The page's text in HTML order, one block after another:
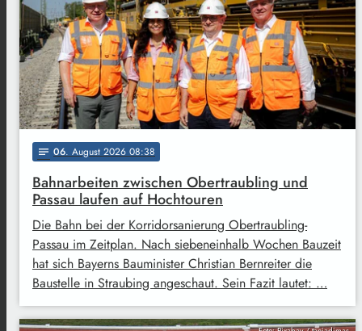
notes 06. August 2026 08:38
Bahnarbeiten zwischen Obertraubling und
Passau laufen auf Hochtouren
Die Bahn bei der Korridorsanierung Obertraubling-
Passau im Zeitplan. Nach siebeneinhalb Wochen Bauzeit
hat sich Bayerns Bauminister Christian Bernreiter die
Baustelle in Straubing angeschaut. Sein Fazit lautet: …